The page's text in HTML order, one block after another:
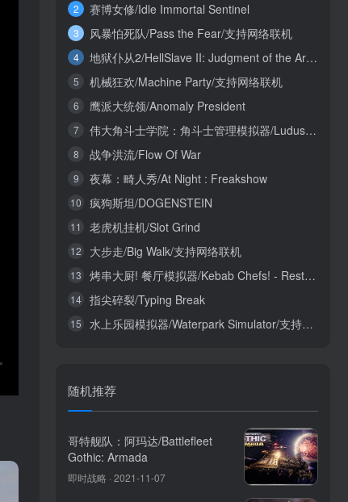
2 赛博女修/Idle Immortal Sentinel
3 风暴怕死队/Pass the Fear/支持网络联机
4 地狱仆从2/HellSlave II: Judgment of the Archon
5 机械狂欢/Machine Party/支持网络联机
6 鹰派大统领/Anomaly President
7 伟大角斗士学院：角斗士管理模拟器/Ludus Magnatus: Gladiator Manager Simulator
8 战争洪流/Flow Of War
9 夜幕：畸人秀/At Night : Freakshow
10 疯狗斯坦/DOGENSTEIN
11 老虎机挂机/Slot Grind
12 大步走/Big Walk/支持网络联机
13 烤串大厨! 餐厅模拟器/Kebab Chefs! - Restaurant Simulator/支持网络联机
14 指尖碎裂/Typing Break
15 水上乐园模拟器/Waterpark Simulator/支持网络联机
随机推荐
哥特舰队：阿玛达/Battlefleet
Gothic: Armada
即时战略 · 2021-11-07